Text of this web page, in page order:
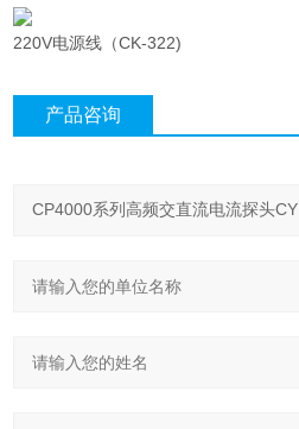
220V电源线（CK-322)
产品咨询